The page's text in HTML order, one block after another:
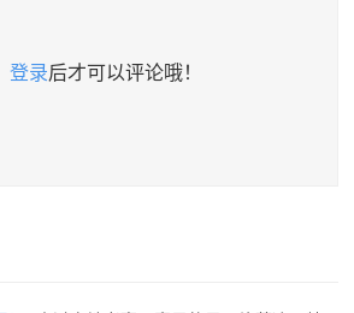
登录后才可以评论哦！